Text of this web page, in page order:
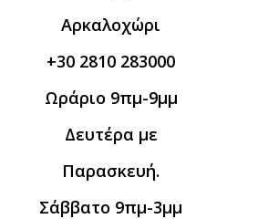
Αρκαλοχώρι
+30 2810 283000
Ωράριο 9πμ-9μμ
Δευτέρα με
Παρασκευή.
Σάββατο 9πμ-3μμ